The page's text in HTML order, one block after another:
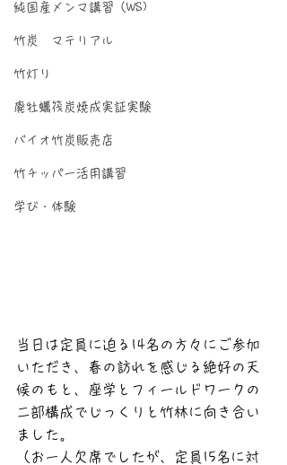
純国産メンマ講習（WS)
竹炭 マテリアル
竹灯り
廃牡蠣筏炭焼成実証実験
バイオ竹炭販売店
竹チッパー活用講習
学び・体験
当日は定員に迫る14名の方々にご参加
いただき、春の訪れを感じる絶好の天
候のもと、座学とフィールドワークの
二部構成でじっくりと竹林に向き合い
ました。
（お一人欠席でしたが、定員15名に対